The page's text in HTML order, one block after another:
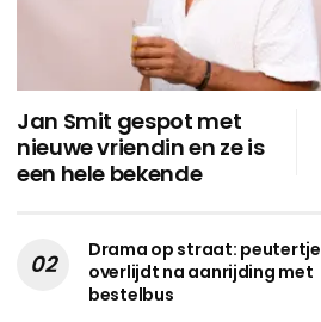
Jan Smit gespot met
nieuwe vriendin en ze is
een hele bekende
Drama op straat: peutertje
overlijdt na aanrijding met
bestelbus